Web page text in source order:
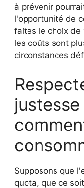
à prévenir
l'opportunité de
faites le choix de
les coûts sont
circonstances
Supposons que
quota, que ce